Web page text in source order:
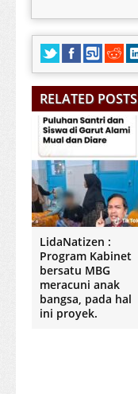
RELATED POSTS
LidaNatizen :
Program Kabinet
bersatu MBG
meracuni anak
bangsa, pada hal
ini proyek.